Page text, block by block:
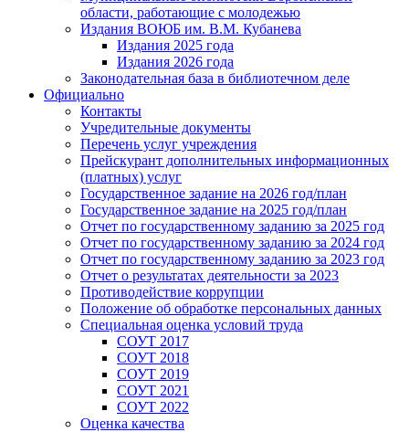
области, работающие с молодежью
Издания ВОЮБ им. В.М. Кубанева
Издания 2025 года
Издания 2026 года
Законодательная база в библиотечном деле
Официально
Контакты
Учредительные документы
Перечень услуг учреждения
Прейскурант дополнительных информационных
(платных) услуг
Государственное задание на 2026 год/план
Государственное задание на 2025 год/план
Отчет по государственному заданию за 2025 год
Отчет по государственному заданию за 2024 год
Отчет по государственному заданию за 2023 год
Отчет о результатах деятельности за 2023
Противодействие коррупции
Положение об обработке персональных данных
Специальная оценка условий труда
СОУТ 2017
СОУТ 2018
СОУТ 2019
СОУТ 2021
СОУТ 2022
Оценка качества